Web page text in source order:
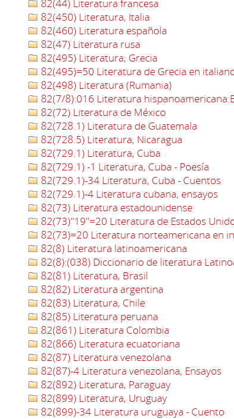
82(44) Literatura francesa
82(450) Literatura, Italia
82(460) Literatura española
82(47) Literatura rusa
82(495) Literatura; Grecia
82(495)=50 Literatura de Grecia en
82(498) Literatura (Rumania)
82(7/8):016 Literatura
82(72) Literatura de México
82(728.1) Literatura de Guatemala
82(728.5) Literatura, Nicaragua
82(729.1) Literatura, Cuba
82(729.1) -1 Literatura, Cuba - Poesía
82(729.1)-34 Literatura, Cuba - Cuentos
82(729.1)-4 Literatura cubana, ensayos
82(73) Literatura estadounidense
82(73)"19"=20 Literatura de Estados
82(73)=20 Literatura norteamericana en
82(8) Literatura latinoamericana
82(8):(038) Diccionario de literatura
82(81) Literatura, Brasil
82(82) Literatura argentina
82(83) Literatura, Chile
82(85) Literatura peruana
82(861) Literatura Colombia
82(866) Literatura ecuatoriana
82(87) Literatura venezolana
82(87)-4 Literatura venezolana, Ensayos
82(892) Literatura, Paraguay
82(899) Literatura, Uruguay
82(899)-34 Literatura uruguaya - Cuento